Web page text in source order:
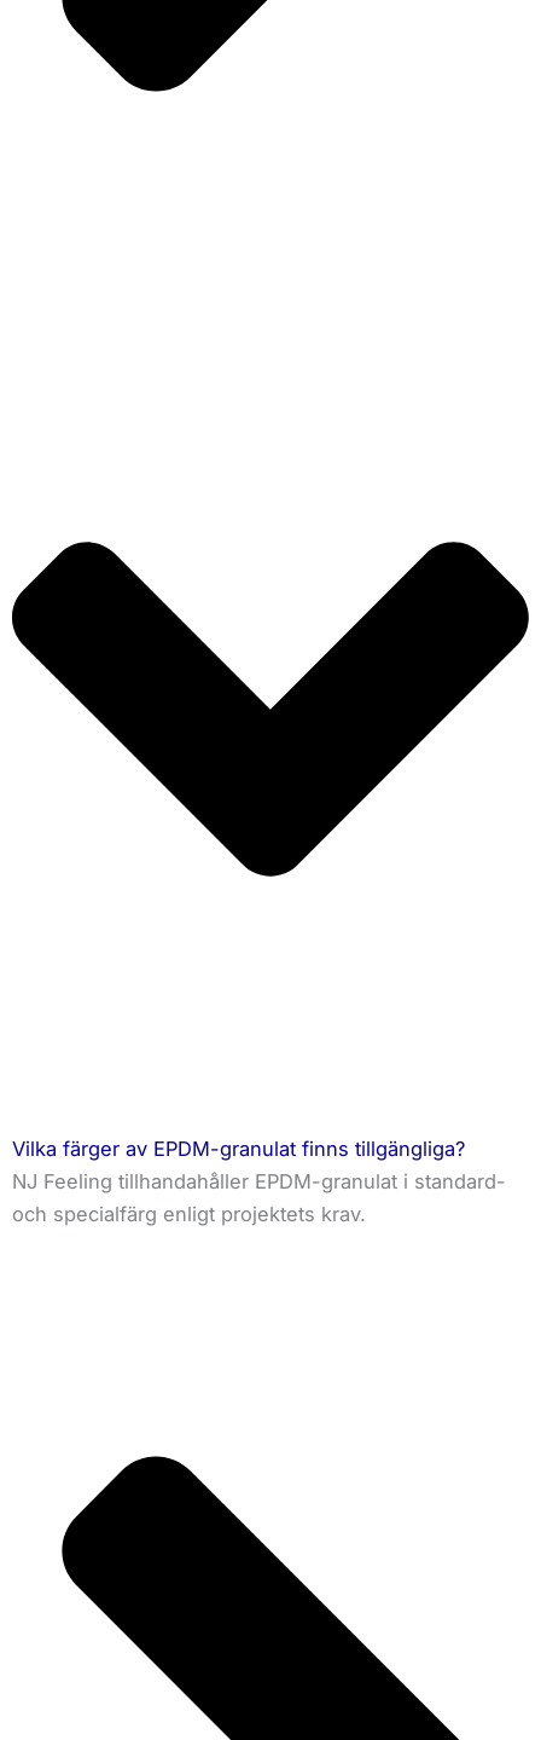
Vilka färger av EPDM-granulat finns tillgängliga?
NJ Feeling tillhandahåller EPDM-granulat i standard-
och specialfärg enligt projektets krav.